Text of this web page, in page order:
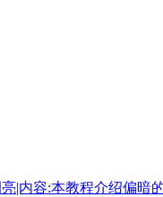
|内容:本教程介绍偏暗